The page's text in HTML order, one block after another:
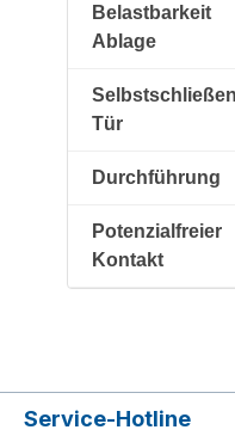
Belastbarkeit
Ablage
Tür
Durchführung
Potenzialfreier
Kontakt
Service-Hotline